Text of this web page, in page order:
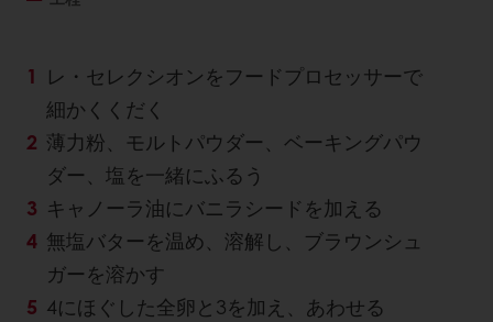
レ・セレクシオンをフードプロセッサーで
細かくくだく
薄力粉、モルトパウダー、ベーキングパウ
ダー、塩を一緒にふるう
キャノーラ油にバニラシードを加える
無塩バターを温め、溶解し、ブラウンシュ
ガーを溶かす
4にほぐした全卵と3を加え、あわせる